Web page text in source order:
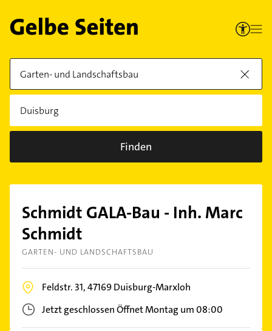
Finden
Schmidt GALA-Bau - Inh. Marc
Schmidt
GARTEN- UND LANDSCHAFTSBAU
Feldstr. 31,47169Duisburg-Marxloh
Jetzt geschlossenÖffnet Montag um 08:00